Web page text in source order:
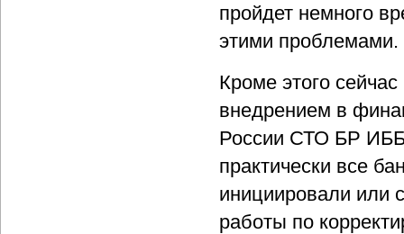
пройдет немного
этими проблемами.
Кроме этого
внедрением в
России СТО БР
практически все
инициировали или
работы по